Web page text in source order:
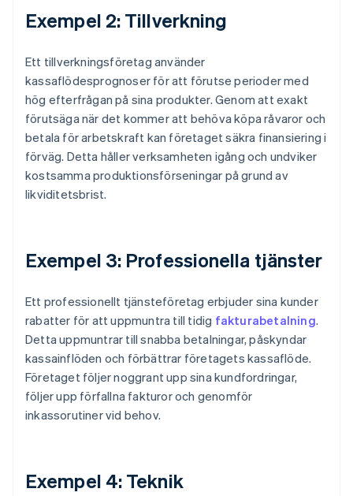
Exempel 2: Tillverkning
Ett tillverkningsföretag använder
kassaflödesprognoser för att förutse perioder med
hög efterfrågan på sina produkter. Genom att exakt
förutsäga när det kommer att behöva köpa råvaror och
betala för arbetskraft kan företaget säkra finansiering i
förväg. Detta håller verksamheten igång och undviker
kostsamma produktionsförseningar på grund av
likviditetsbrist.
Exempel 3: Professionella tjänster
Ett professionellt tjänsteföretag erbjuder sina kunder
rabatter för att uppmuntra till tidig fakturabetalning.
Detta uppmuntrar till snabba betalningar, påskyndar
kassainflöden och förbättrar företagets kassaflöde.
Företaget följer noggrant upp sina kundfordringar,
följer upp förfallna fakturor och genomför
inkassorutiner vid behov.
Exempel 4: Teknik